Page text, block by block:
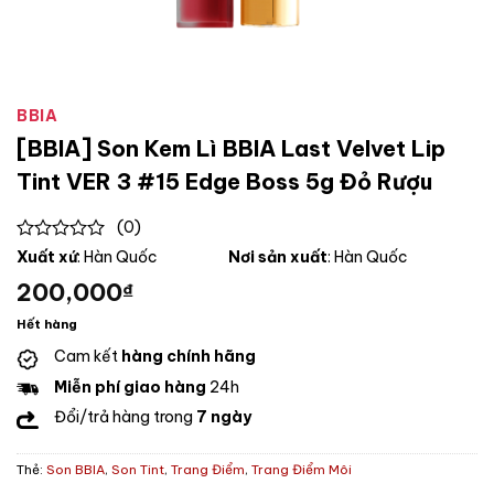
BBIA
[BBIA] Son Kem Lì BBIA Last Velvet Lip
Tint VER 3 #15 Edge Boss 5g Đỏ Rượu
0
of
5
(0)
Xuất xứ: Hàn Quốc Nơi sản xuất: Hàn Quốc
200,000₫
Hết hàng
Cam kết hàng chính hãng
Miễn phí giao hàng 24h
Đổi/trả hàng trong 7 ngày
Thẻ: Son BBIA, Son Tint, Trang Điểm, Trang Điểm Môi